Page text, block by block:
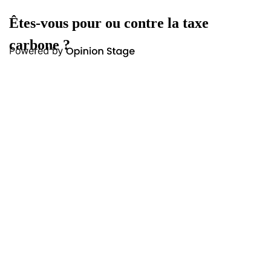
Êtes-vous pour ou contre la taxe
carbone ?